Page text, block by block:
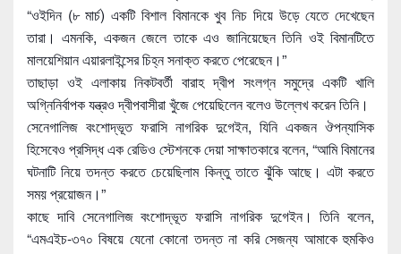
“ওইদিন (৮ মার্চ) একটি বিশাল বিমানকে খুব নিচ দিয়ে উড়ে যেতে দেখেছেন
তারা। এমনকি, একজন জেলে তাকে এও জানিয়েছেন তিনি ওই বিমানটিতে
মালয়েশিয়ান এয়ারলাইন্সের চিহ্ন সনাক্ত করতে পেরেছেন।”
তাছাড়া ওই এলাকায় নিকটবর্তী বারাহ দ্বীপ সংলগ্ন সমুদ্রে একটি খালি
অগ্নিনির্বাপক যন্ত্রও দ্বীপবাসীরা খুঁজে পেয়েছিলেন বলেও উল্লেখ করেন তিনি।
সেনেগালিজ বংশোদ্ভূত ফরাসি নাগরিক দুগেইন, যিনি একজন ঔপন্যাসিক
হিসেবেও প্রসিদ্ধ এক রেডিও স্টেশনকে দেয়া সাক্ষাতকারে বলেন, “আমি বিমানের
ঘটনাটি নিয়ে তদন্ত করতে চেয়েছিলাম কিন্তু তাতে ঝুঁকি আছে। এটা করতে
সময় প্রয়োজন।”
কাছে দাবি সেনেগালিজ বংশোদ্ভূত ফরাসি নাগরিক দুগেইন। তিনি বলেন,
“এমএইচ-৩৭০ বিষয়ে যেনো কোনো তদন্ত না করি সেজন্য আমাকে হুমকিও